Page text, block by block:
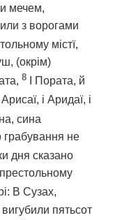
мечем,
з ворогами
містї,
(окрім)
8
І Пората, й
і Аридаї, і
сина
грабування не
дня сказано
В Сузах,
пятьсот